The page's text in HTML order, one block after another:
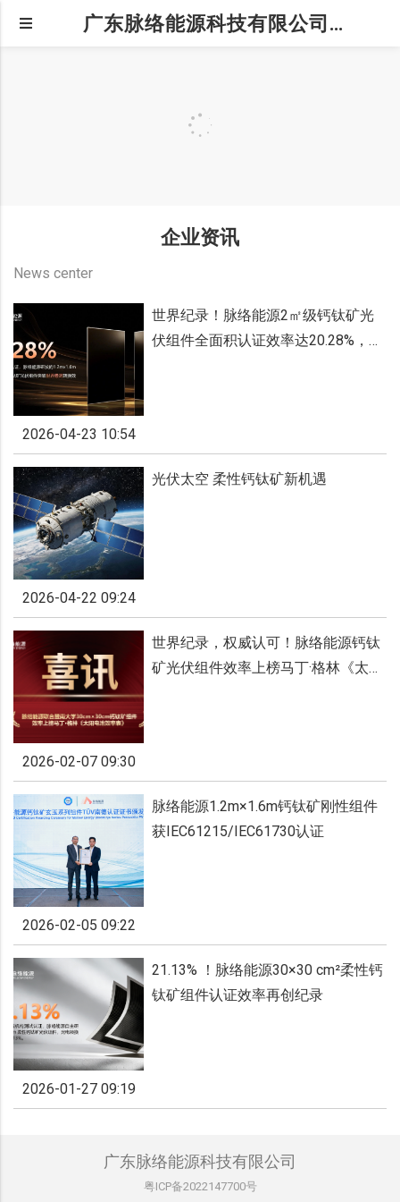
广东脉络能源科技有限公司|企业资讯
企业资讯
News center
2026-04-23 10:54
世界纪录！脉络能源2㎡级钙钛矿光
伏组件全面积认证效率达20.28%，开
2026-04-22 09:24
光伏太空 柔性钙钛矿新机遇
2026-02-07 09:30
世界纪录，权威认可！脉络能源钙钛
矿光伏组件效率上榜马丁·格林《太阳
2026-02-05 09:22
脉络能源1.2m×1.6m钙钛矿刚性组件
获IEC61215/IEC61730认证
2026-01-27 09:19
21.13% ！脉络能源30×30 cm²柔性钙
钛矿组件认证效率再创纪录
广东脉络能源科技有限公司
粤ICP备2022147700号